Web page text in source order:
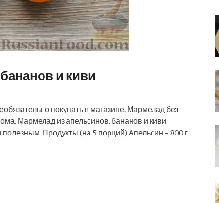
и киви
покупать в магазине. Мармелад без
Мармелад из апельсинов, бананов и киви
Продукты (на 5 порций) Апельсин – 800 г…